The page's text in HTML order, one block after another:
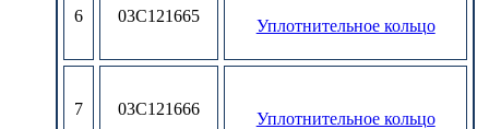
6 03C121665
Уплотнительное кольцо
7 03C121666
Уплотнительное кольцо